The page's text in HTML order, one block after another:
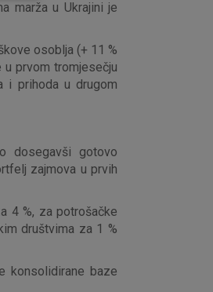
marža u Ukrajini je
osoblja (+ 11 %
prvom tromjesečju
i prihoda u drugom
dosegavši gotovo
zajmova u prvih
4 %, za potrošačke
društvima za 1 %
konsolidirane baze